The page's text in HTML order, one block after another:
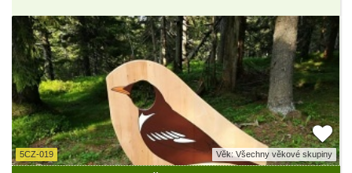
5CZ-019 Věk: Všechny věkové skupiny